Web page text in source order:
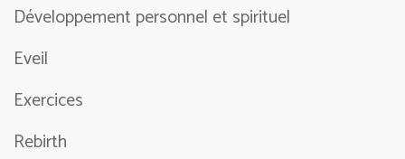
Développement personnel et spirituel
Eveil
Exercices
Rebirth